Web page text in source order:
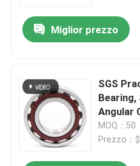
Miglior prezzo
SGS
Bearing,
Angular
MOQ：50
Prezzo：